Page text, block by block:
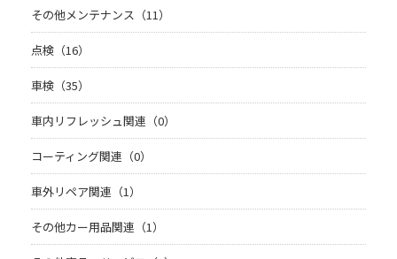
その他メンテナンス（11）
点検（16）
車検（35）
車内リフレッシュ関連（0）
コーティング関連（0）
車外リペア関連（1）
その他カー用品関連（1）